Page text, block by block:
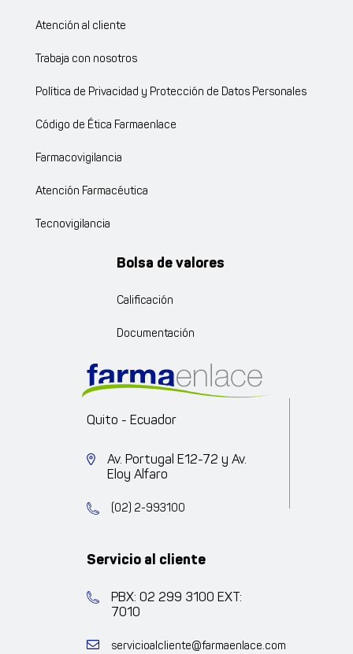
Atención al cliente
Trabaja con nosotros
Política de Privacidad y Protección de Datos Personales
Código de Ética Farmaenlace
Farmacovigilancia
Atención Farmacéutica
Tecnovigilancia
Bolsa de valores
Calificación
Documentación
Quito - Ecuador
Av. Portugal E12-72 y Av.
Eloy Alfaro
(02) 2-993100
Servicio al cliente
PBX: 02 299 3100 EXT:
7010
servicioalcliente@farmaenlace.com